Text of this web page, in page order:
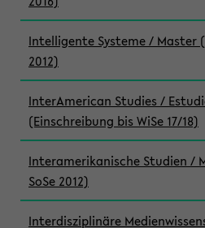
Intelligente Systeme / Master
2012)
InterAmerican Studies /
(Einschreibung bis WiSe 17/18)
Interamerikanische Studien /
SoSe 2012)
Interdisziplinäre